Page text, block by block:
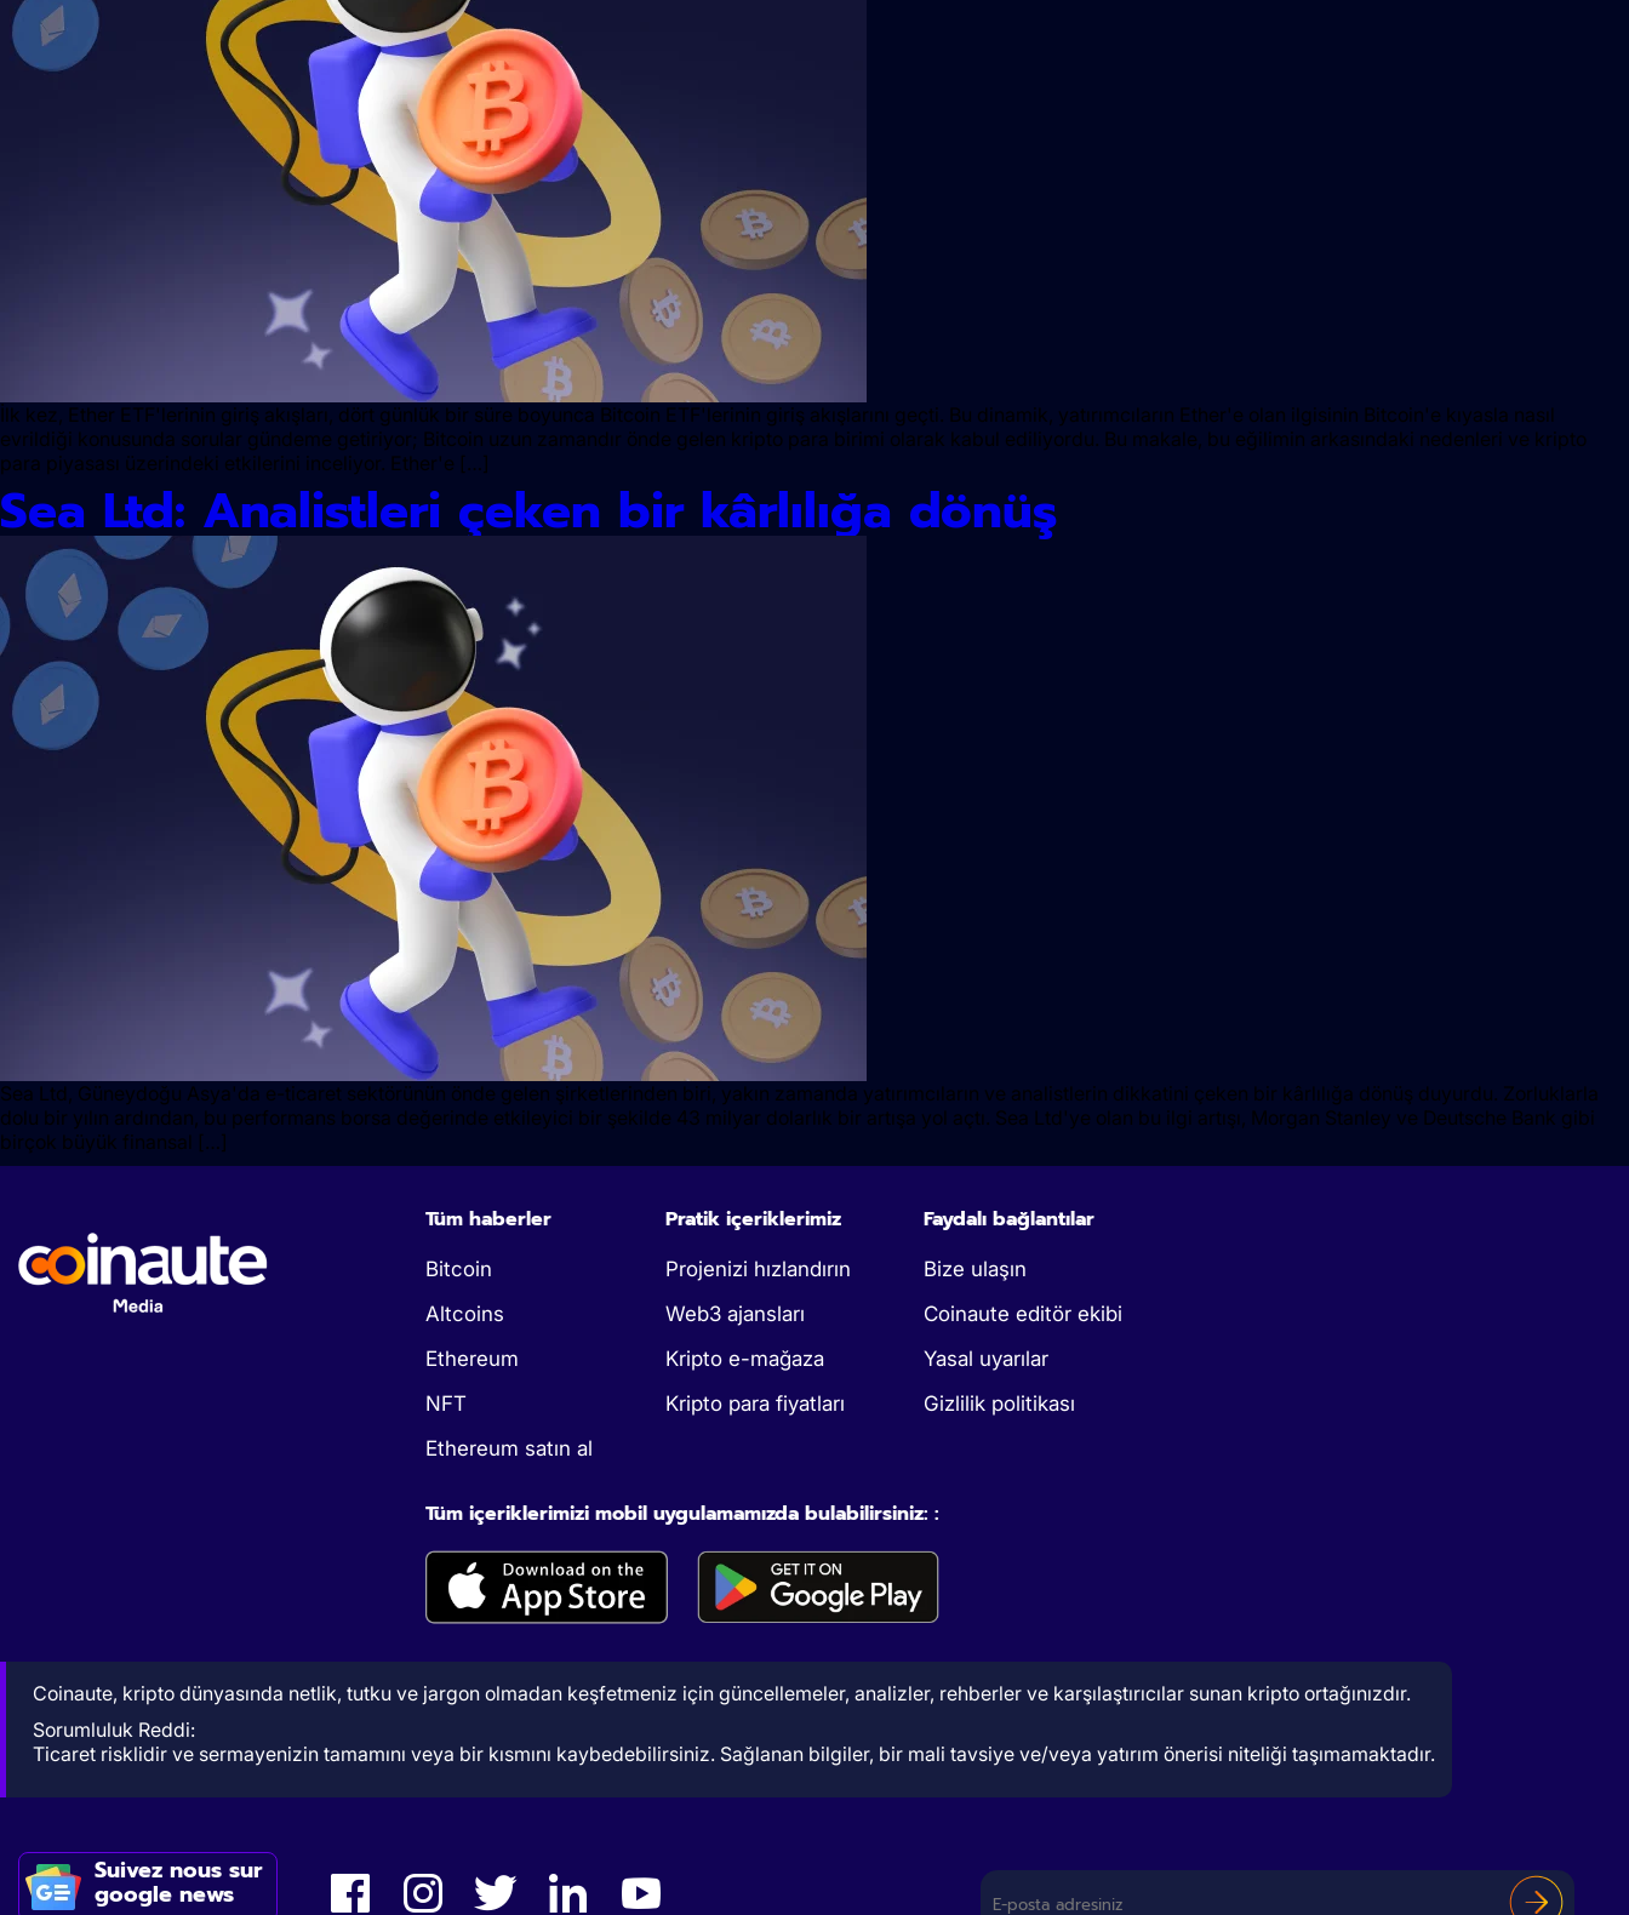
İlk kez, Ether ETF'lerinin giriş akışları, dört günlük bir süre boyunca Bitcoin ETF'lerinin giriş akışlarını geçti. Bu dinamik, yatırımcıların Ether'e olan ilgisinin Bitcoin'e kıyasla nasıl
evrildiği konusunda sorular gündeme getiriyor; Bitcoin uzun zamandır önde gelen kripto para birimi olarak kabul ediliyordu. Bu makale, bu eğilimin arkasındaki nedenleri ve kripto
para piyasası üzerindeki etkilerini inceliyor. Ether'e […]
Sea Ltd: Analistleri çeken bir kârlılığa dönüş
Sea Ltd, Güneydoğu Asya'da e-ticaret sektörünün önde gelen şirketlerinden biri, yakın zamanda yatırımcıların ve analistlerin dikkatini çeken bir kârlılığa dönüş duyurdu. Zorluklarla
dolu bir yılın ardından, bu performans borsa değerinde etkileyici bir şekilde 43 milyar dolarlık bir artışa yol açtı. Sea Ltd'ye olan bu ilgi artışı, Morgan Stanley ve Deutsche Bank gibi
birçok büyük finansal […]
Tüm haberler
Bitcoin
Altcoins
Ethereum
NFT
Ethereum satın al
Pratik içeriklerimiz
Projenizi hızlandırın
Web3 ajansları
Kripto e-mağaza
Kripto para fiyatları
Faydalı bağlantılar
Bize ulaşın
Coinaute editör ekibi
Yasal uyarılar
Gizlilik politikası
Tüm içeriklerimizi mobil uygulamamızda bulabilirsiniz: :
Coinaute, kripto dünyasında netlik, tutku ve jargon olmadan keşfetmeniz için güncellemeler, analizler, rehberler ve karşılaştırıcılar sunan kripto ortağınızdır.
Sorumluluk Reddi:
Ticaret risklidir ve sermayenizin tamamını veya bir kısmını kaybedebilirsiniz. Sağlanan bilgiler, bir mali tavsiye ve/veya yatırım önerisi niteliği taşımamaktadır.
Suivez nous sur
google news